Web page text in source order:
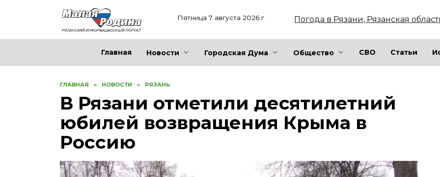
Пятница 7 августа 2026 г Погода в Рязани, Рязанская
Главная Новости Городская Дума Общество СВО Статьи
ГЛАВНАЯ » НОВОСТИ » РЯЗАНЬ
В Рязани отметили десятилетний
юбилей возвращения Крыма в
Россию